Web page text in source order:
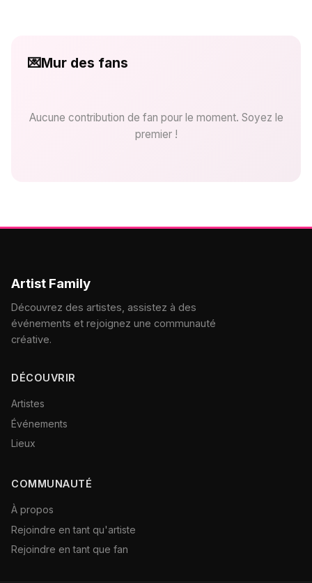
💌Mur des fans
Aucune contribution de fan pour le moment. Soyez le
premier !
Artist Family
Découvrez des artistes, assistez à des
événements et rejoignez une communauté
créative.
DÉCOUVRIR
Artistes
Événements
Lieux
COMMUNAUTÉ
À propos
Rejoindre en tant qu'artiste
Rejoindre en tant que fan